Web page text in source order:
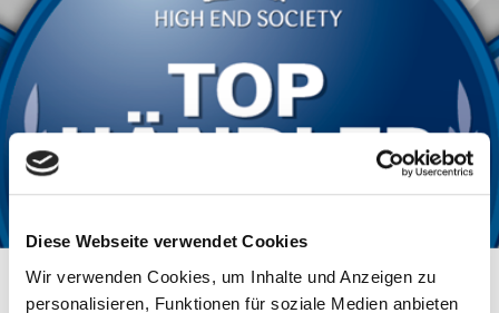
Diese Webseite verwendet Cookies
Wir verwenden Cookies, um Inhalte und Anzeigen zu
personalisieren, Funktionen für soziale Medien anbieten
Specialist dealer-seminars